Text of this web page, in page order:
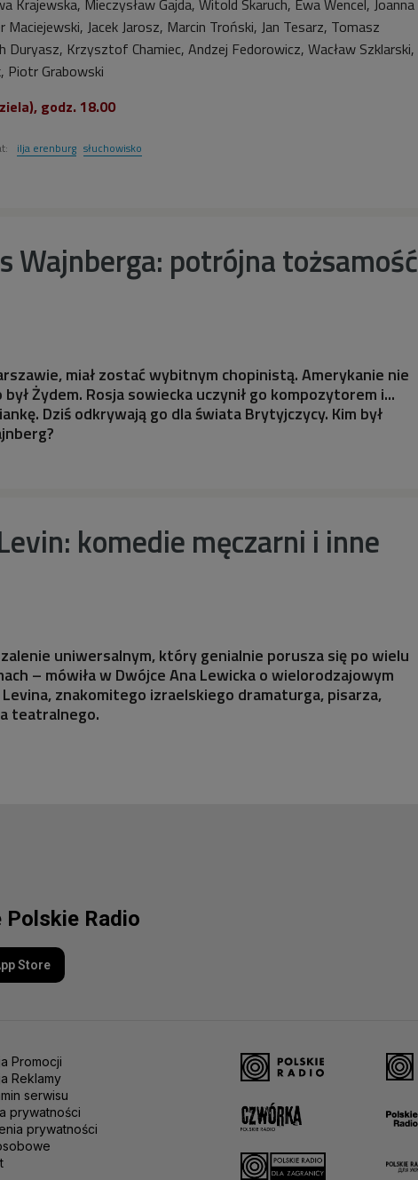
Krajewska, Mieczysław Gajda, Witold Skaruch, Ewa Wencel, Joanna
Maciejewski, Jacek Jarosz, Marcin Troński, Jan Tesarz, Tomasz
Duryasz, Krzysztof Chamiec, Andzej Fedorowicz, Wacław Szklarski,
Piotr Grabowski
godz. 18.00
ilja erenburg słuchowisko
Wajnberga: potrójna tożsamość
miał zostać wybitnym chopinistą. Amerykanie nie
był Żydem. Rosja sowiecka uczynił go kompozytorem i...
Dziś odkrywają go dla świata Brytyjczycy. Kim był
komedie męczarni i inne
uniwersalnym, który genialnie porusza się po wielu
– mówiła w Dwójce Ana Lewicka o wielorodzajowym
znakomitego izraelskiego dramaturga, pisarza,
teatralnego.
Polskie Radio
Store
Promocji
Reklamy
serwisu
prywatności
prywatności